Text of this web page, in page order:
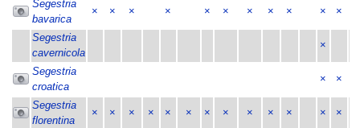
Segestria
bavarica
× × × × × × × × × × ×
Segestria
cavernicola
×
Segestria
croatica
× ×
Segestria
florentina
× × × × × × × × × × × × ×